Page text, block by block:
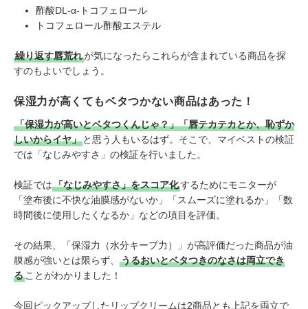
酢酸DL-α-トコフェロール
トコフェロール酢酸エステル
繰り返す唇荒れが気になったらこれらが含まれている商品を探
すのもよいでしょう。
保湿力が高くてもベタつかない商品はあった！
「保湿力が高いとベタつくんじゃ？」「唇テカテカとか、恥ずか
しいからイヤ」 と思う人もいるはず。そこで、マイベストの検証
では「なじみやすさ」の検証を行いました。
検証では「なじみやすさ」をスコア化するためにモニターが
「塗布後に不快な油膜感がないか」「スムーズに塗れるか」「数
時間後に使用したくなるか」などの項目を評価。
その結果、「保湿力（水分キープ力）」が高評価だった商品が油
膜感が強いとは限らず、
うるおいとベタつきのなさは両立でき
る ことがわかりました！
今回ピックアップしたリップクリームは2商品とも上記を両立で